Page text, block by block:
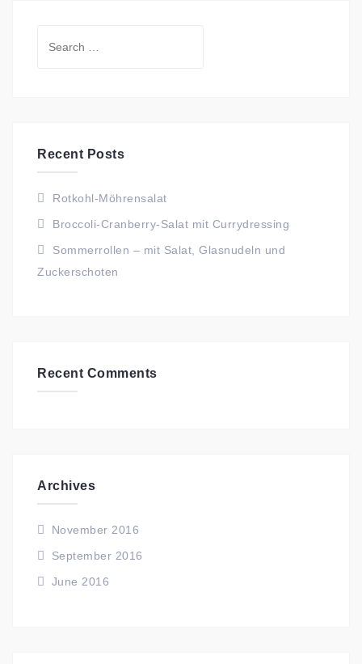
Recent Posts
Rotkohl-Möhrensalat
Broccoli-Cranberry-Salat mit Currydressing
Sommerrollen – mit Salat, Glasnudeln und
Zuckerschoten
Recent Comments
Archives
November 2016
September 2016
June 2016